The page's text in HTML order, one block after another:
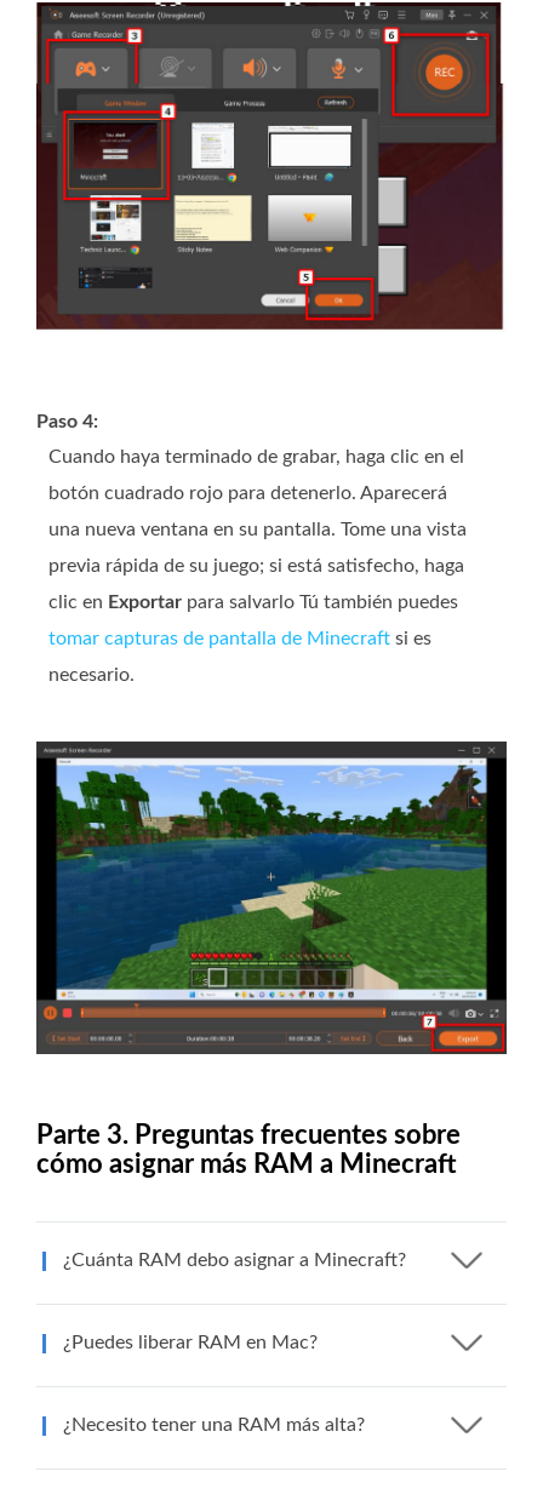
Paso 4:
Cuando haya terminado de grabar, haga clic en el
botón cuadrado rojo para detenerlo. Aparecerá
una nueva ventana en su pantalla. Tome una vista
previa rápida de su juego; si está satisfecho, haga
clic en Exportar para salvarlo Tú también puedes
tomar capturas de pantalla de Minecraft si es
necesario.
Parte 3. Preguntas frecuentes sobre
cómo asignar más RAM a Minecraft
¿Cuánta RAM debo asignar a Minecraft?
¿Puedes liberar RAM en Mac?
¿Necesito tener una RAM más alta?